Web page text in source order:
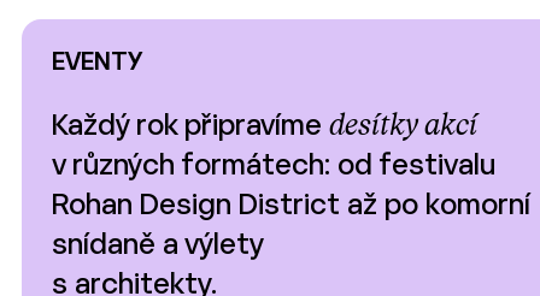
EVENTY
Každý rok připravíme desítky akcí
v různých formátech: od festivalu
Rohan Design District až po komorní
snídaně a výlety
s architekty.